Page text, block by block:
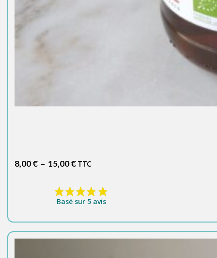
8,00€ – 15,00€Plage
8,00 €
à
TTC
Basé sur 5 avis